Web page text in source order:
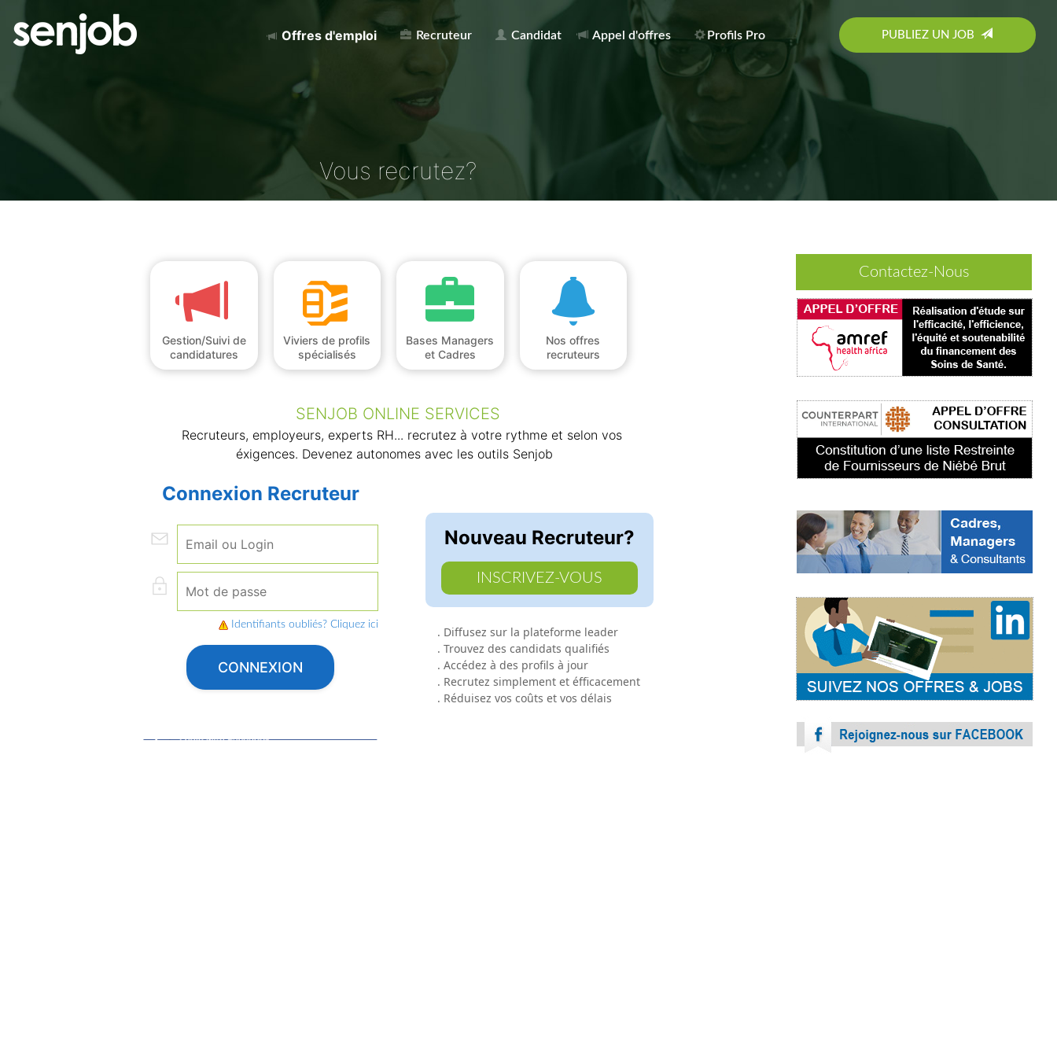
Offres d'emploi Recruteur Candidat Appel d'offres Profils Pro PUBLIEZ UN JOB
Vous recrutez?
Gestion/Suivi de
candidatures
Viviers de profils
spécialisés
Bases Managers
et Cadres
Nos offres
recruteurs
SENJOB ONLINE SERVICES
Recruteurs, employeurs, experts RH... recrutez à votre rythme et selon vos
éxigences. Devenez autonomes avec les outils Senjob
Connexion Recruteur
Identifiants oubliés? Cliquez ici
CONNEXION
Nouveau Recruteur?
INSCRIVEZ-VOUS
. Diffusez sur la plateforme leader
. Trouvez des candidats qualifiés
. Accédez à des profils à jour
. Recrutez simplement et éfficacement
. Réduisez vos coûts et vos délais
Contactez-Nous